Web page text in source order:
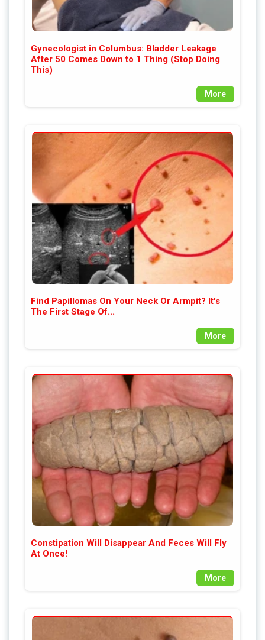
Gynecologist in Columbus: Bladder Leakage
After 50 Comes Down to 1 Thing (Stop Doing
This)
More
Find Papillomas On Your Neck Or Armpit? It's
The First Stage Of...
More
Constipation Will Disappear And Feces Will Fly
At Once!
More